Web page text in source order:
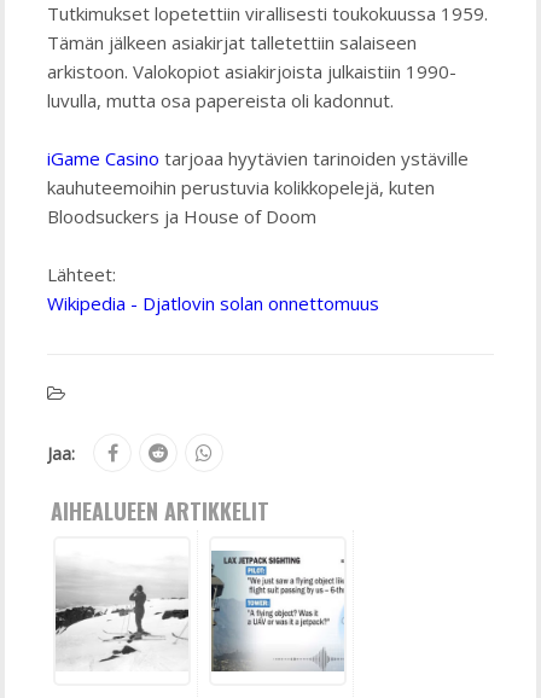
Tutkimukset lopetettiin virallisesti toukokuussa 1959.
Tämän jälkeen asiakirjat talletettiin salaiseen
arkistoon. Valokopiot asiakirjoista julkaistiin 1990-
luvulla, mutta osa papereista oli kadonnut.
iGame Casino tarjoaa hyytävien tarinoiden ystäville
kauhuteemoihin perustuvia kolikkopelejä, kuten
Bloodsuckers ja House of Doom
Lähteet:
Wikipedia - Djatlovin solan onnettomuus
Jaa:
AIHEALUEEN ARTIKKELIT